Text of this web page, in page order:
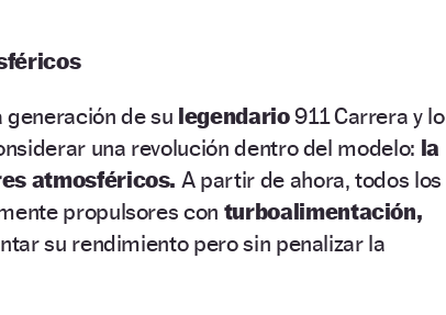
generación de su legendario911 Carrera y lo
una revolución dentro del modelo: la
atmosféricos. A partir de ahora, todos los
propulsores con turboalimentación,
su rendimiento pero sin penalizar la